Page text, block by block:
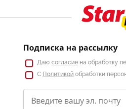
Подписка на рассылку
Даю согласие на обработку
С Политикой обработки